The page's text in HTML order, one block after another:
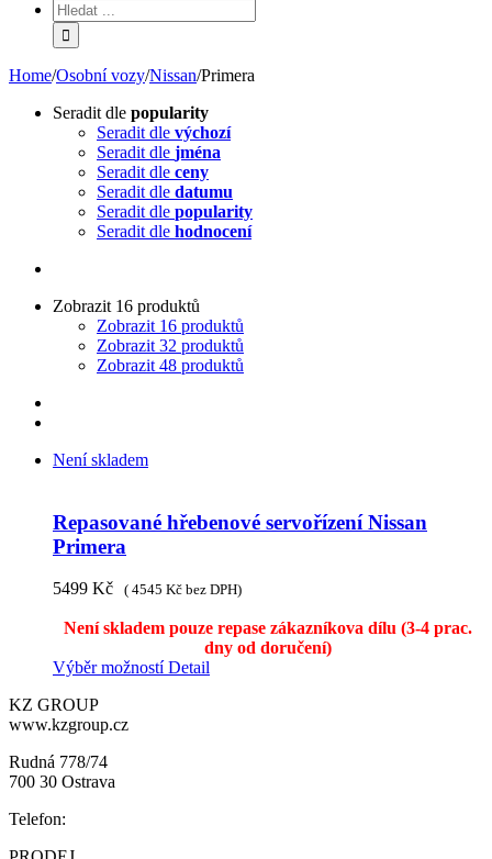
Home/Osobní vozy/Nissan/Primera
Seradit dle popularity
Seradit dle výchozí
Seradit dle jména
Seradit dle ceny
Seradit dle datumu
Seradit dle popularity
Seradit dle hodnocení
Zobrazit 16 produktů
Zobrazit 16 produktů
Zobrazit 32 produktů
Zobrazit 48 produktů
Není skladem
Repasované hřebenové servořízení Nissan
Primera
5499 Kč ( 4545 Kč bez DPH)
Není skladem pouze repase zákazníkova dílu (3-4 prac.
dny od doručení)
Výběr možnostíDetail
KZ GROUP
www.kzgroup.cz
Rudná 778/74
700 30 Ostrava
Telefon: